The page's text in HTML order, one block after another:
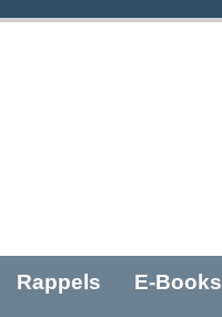
Rappels E-Books